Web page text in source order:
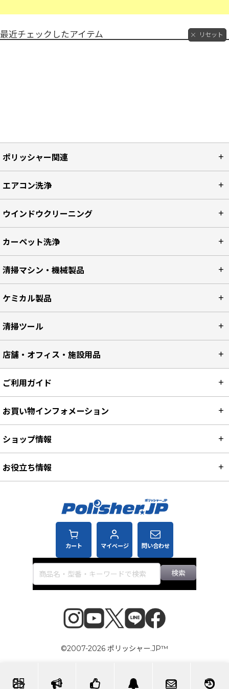
最近チェックしたアイテム リセット
ポリッシャー関連
エアコン洗浄
ウインドウクリーニング
カーペット洗浄
清掃マシン・機械製品
ケミカル製品
清掃ツール
店舗・オフィス・施設用品
カート マイページ 問い合わせ
検索
ご利用ガイド
お買い物インフォメーション
ショップ情報
お役立ち情報
©2007-2026 ポリッシャー.JP™